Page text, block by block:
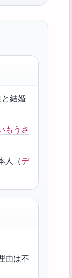
結婚
もうさ
人（デ
由は不